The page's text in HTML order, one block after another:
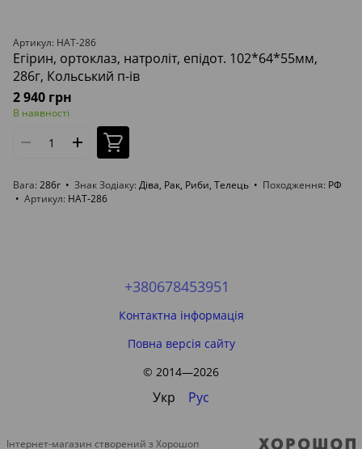
Артикул: НАТ-286
Егірин, ортоклаз, натроліт, епідот. 102*64*55мм,
286г, Кольський п-ів
2 940 грн
В наявності
Вага 286г Знак Зодіаку Діва, Рак, Риби, Телець Походження РФ
Артикул НАТ-286
+380678453951
Контактна інформація
Повна версія сайту
© 2014—2026
Укр Рус
Інтернет-магазин створений з Хорошоп